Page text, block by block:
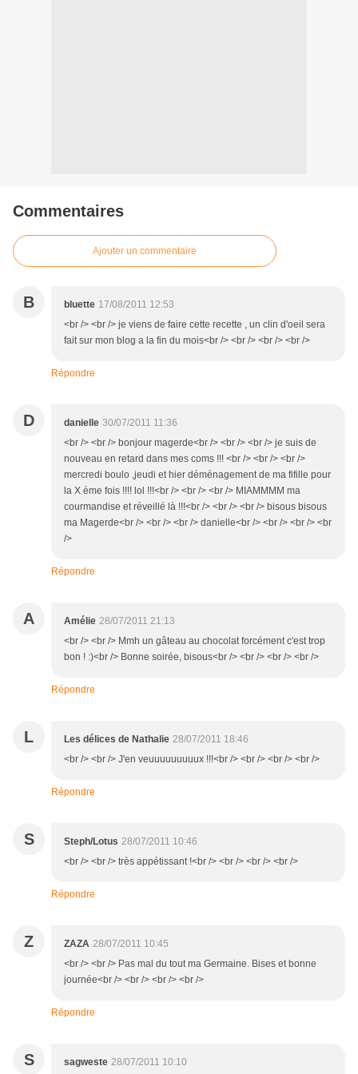
Commentaires
Ajouter un commentaire
B bluette 17/08/2011 12:53
<br /> <br /> je viens de faire cette recette , un clin d'oeil sera
fait sur mon blog a la fin du mois<br /> <br /> <br /> <br />
Répondre
D danielle 30/07/2011 11:36
<br /> <br /> bonjour magerde<br /> <br /> <br /> je suis de
nouveau en retard dans mes coms !!! <br /> <br /> <br />
mercredi boulo ,jeudi et hier déménagement de ma fifille pour
la X ème fois !!!! lol !!!<br /> <br /> <br /> MIAMMMM ma
courmandise et réveillé là !!!<br /> <br /> <br /> bisous bisous
ma Magerde<br /> <br /> <br /> danielle<br /> <br /> <br /> <br
/>
Répondre
A Amélie 28/07/2011 21:13
<br /> <br /> Mmh un gâteau au chocolat forcément c'est trop
bon ! :)<br /> Bonne soirée, bisous<br /> <br /> <br /> <br />
Répondre
L Les délices de Nathalie 28/07/2011 18:46
<br /> <br /> J'en veuuuuuuuuux !!!<br /> <br /> <br /> <br />
Répondre
S Steph/Lotus 28/07/2011 10:46
<br /> <br /> très appétissant !<br /> <br /> <br /> <br />
Répondre
Z ZAZA 28/07/2011 10:45
<br /> <br /> Pas mal du tout ma Germaine. Bises et bonne
journée<br /> <br /> <br /> <br />
Répondre
S sagweste 28/07/2011 10:10